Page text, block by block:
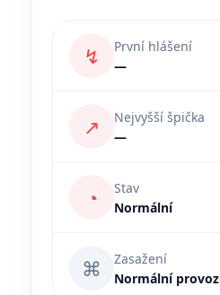
↯
První hlášení
—
↗
Nejvyšší špička
—
◔
Stav
Normální
⌘
Zasažení
Normální provoz